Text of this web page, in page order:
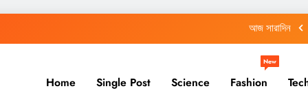
আজ সারাদিন
আজ সারাদিন
আজ সারাদিন
Home Single Post Science Fashion
New